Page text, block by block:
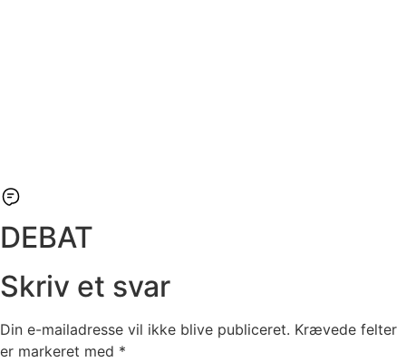
DEBAT
Skriv et svar
Din e-mailadresse vil ikke blive publiceret. Krævede felter
er markeret med *